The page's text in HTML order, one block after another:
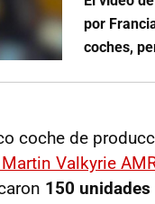
por
coches,
coche de
Valkyrie
150 unidades